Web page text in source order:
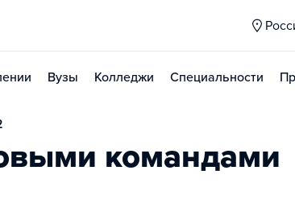
Вузы Колледжи Специальности
командами